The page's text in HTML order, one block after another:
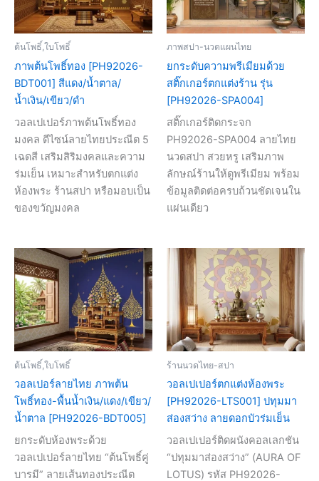
ต้นโพธิ์,ใบโพธิ์
ภาพต้นโพธิ์ทอง [PH92026-
BDT001] สีแดง/น้ำตาล/
น้ำเงิน/เขียว/ดำ
วอลเปเปอร์ภาพต้นโพธิ์ทอง
มงคล ดีไซน์ลายไทยประณีต 5
เฉดสี เสริมสิริมงคลและความ
ร่มเย็น เหมาะสำหรับตกแต่ง
ห้องพระ ร้านสปา หรือมอบเป็น
ของขวัญมงคล
ภาพสปา-นวดแผนไทย
ยกระดับความพรีเมียมด้วย
สติ๊กเกอร์ตกแต่งร้าน รุ่น
[PH92026-SPA004]
สติ๊กเกอร์ติดกระจก
PH92026-SPA004 ลายไทย
นวดสปา สวยหรู เสริมภาพ
ลักษณ์ร้านให้ดูพรีเมียม พร้อม
ข้อมูลติดต่อครบถ้วนชัดเจนใน
แผ่นเดียว
ต้นโพธิ์,ใบโพธิ์
วอลเปอร์ลายไทย ภาพต้น
โพธิ์ทอง-พื้นน้ำเงิน/แดง/เขียว/
น้ำตาล [PH92026-BDT005]
ยกระดับห้องพระด้วย
วอลเปเปอร์ลายไทย “ต้นโพธิ์คู่
บารมี” ลายเส้นทองประณีต
ร้านนวดไทย-สปา
วอลเปเปอร์ตกแต่งห้องพระ
[PH92026-LTS001] ปทุมมา
ส่องสว่าง ลายดอกบัวร่มเย็น
วอลเปเปอร์ติดผนังคอลเลกชัน
“ปทุมมาส่องสว่าง” (AURA OF
LOTUS) รหัส PH92026-